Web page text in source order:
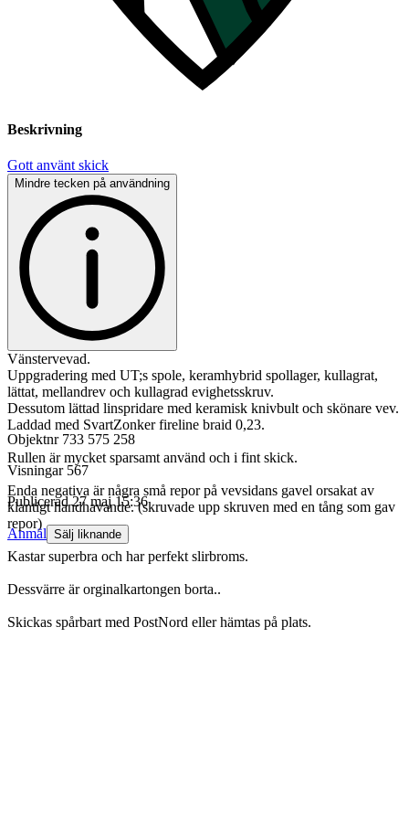
Beskrivning
Gott använt skick
Mindre tecken på användning
Vänstervevad.
Uppgradering med UT;s spole, keramhybrid spollager, kullagrat,
lättat, mellandrev och kullagrad evighetsskruv.
Dessutom lättad linspridare med keramisk knivbult och skönare vev.
Laddad med SvartZonker fireline braid 0,23.
Rullen är mycket sparsamt använd och i fint skick.
Enda negativa är några små repor på vevsidans gavel orsakat av
klantigt handhavande. (skruvade upp skruven med en tång som gav
repor)
Kastar superbra och har perfekt slirbroms.
Dessvärre är orginalkartongen borta..
Skickas spårbart med PostNord eller hämtas på plats.
Objektnr 733 575 258
Visningar 567
Publicerad 27 maj 15:36
Anmäl Sälj liknande